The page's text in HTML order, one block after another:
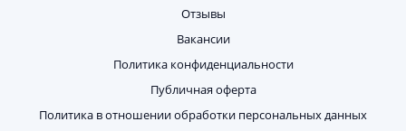
Отзывы
Вакансии
Политика конфиденциальности
Публичная оферта
Политика в отношении обработки персональных данных